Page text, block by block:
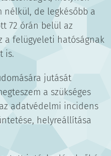
nélkül, de legkésőbb a
72 órán belül az
a felügyeleti hatóságnak
is.
jutását
a szükséges
adatvédelmi incidens
helyreállítása